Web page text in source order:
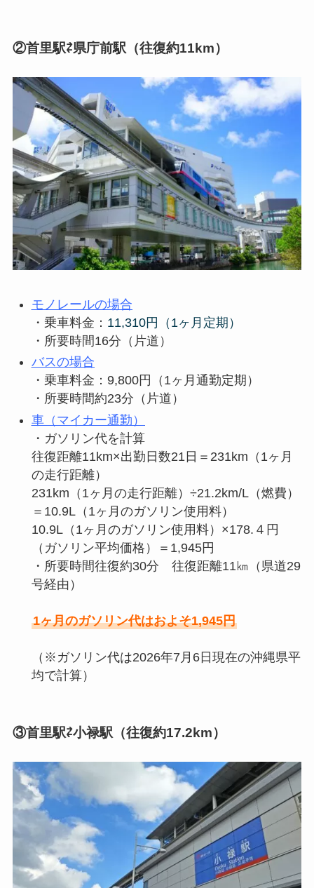
②首里駅⇄県庁前駅（往復約11km）
モノレールの場合
・乗車料金： 11,310円（1ヶ月定期）
・所要時間16分（片道）
バスの場合
・乗車料金：9,800円（1ヶ月通勤定期）
・所要時間約23分（片道）
車（マイカー通勤）
・ガソリン代を計算
往復距離11km×出勤日数21日＝231km（1ヶ月
の走行距離）
231km（1ヶ月の走行距離）÷21.2km/L（燃費）
＝10.9L（1ヶ月のガソリン使用料）
10.9L（1ヶ月のガソリン使用料）×178.４円
（ガソリン平均価格）＝1,945円
・所要時間往復約30分 往復距離11㎞（県道29
号経由）
1ヶ月のガソリン代はおよそ1,945円
（※ガソリン代は2026年7月6日現在の沖縄県平
均で計算）
③首里駅⇄小禄駅（往復約17.2km）